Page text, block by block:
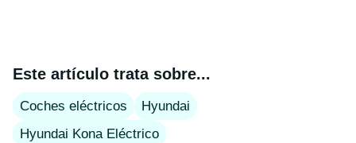
Este artículo trata sobre...
Coches eléctricos
Hyundai
Hyundai Kona Eléctrico